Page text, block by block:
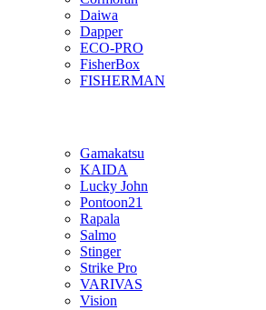
Daiwa
Dapper
ECO-PRO
FisherBox
FISHERMAN
Gamakatsu
KAIDA
Lucky John
Pontoon21
Rapala
Salmo
Stinger
Strike Pro
VARIVAS
Vision